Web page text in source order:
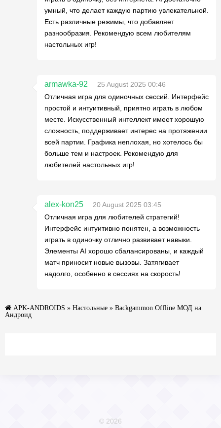
умный, что делает каждую партию увлекательной.
Есть различные режимы, что добавляет
разнообразия. Рекомендую всем любителям
настольных игр!
armawka-92
25 August 2025 00:46
Отличная игра для одиночных сессий. Интерфейс
простой и интуитивный, приятно играть в любом
месте. Искусственный интеллект имеет хорошую
сложность, поддерживает интерес на протяжении
всей партии. Графика неплохая, но хотелось бы
больше тем и настроек. Рекомендую для
любителей настольных игр!
alex-kon25
20 August 2025 03:45
Отличная игра для любителей стратегий!
Интерфейс интуитивно понятен, а возможность
играть в одиночку отлично развивает навыки.
Элементы AI хорошо сбалансированы, и каждый
матч приносит новые вызовы. Затягивает
надолго, особенно в сессиях на скорость!
APK-ANDROIDS » Настольные » Backgammon Offline МОД на
Андроид
© 2026